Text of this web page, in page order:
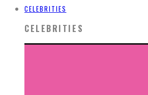
CELEBRITIES
CELEBRITIES